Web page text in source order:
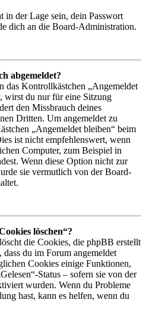
in der Lage sein, dein Passwort
dich an die Board-Administration.
abgemeldet?
das Kontrollkästchen „Angemeldet
wirst du nur für eine Sitzung
den Missbrauch deines
Dritten. Um angemeldet zu
„Angemeldet bleiben“ beim
ist nicht empfehlenswert, wenn
Computer, zum Beispiel in
Wenn diese Option nicht zur
sie vermutlich von der Board-
löschen“?
die Cookies, die phpBB erstellt
du im Forum angemeldet
Cookies einige Funktionen,
Status – sofern sie von der
wurden. Wenn du Probleme
hast, kann es helfen, wenn du